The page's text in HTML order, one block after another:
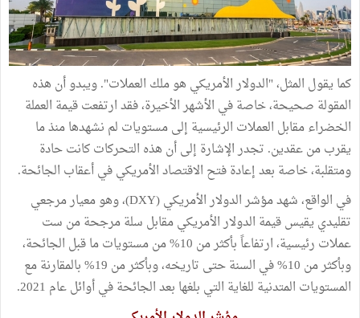
كما يقول المثل، "الدولار الأمريكي هو ملك العملات". ويبدو أن هذه
المقولة صحيحة، خاصة في الأشهر الأخيرة، فقد ارتفعت قيمة العملة
الخضراء مقابل العملات الرئيسية إلى مستويات لم نشهدها منذ ما
يقرب من عقدين. تجدر الإشارة إلى أن هذه التحركات كانت حادة
ومتقلبة، خاصة بعد إعادة فتح الاقتصاد الأمريكي في أعقاب الجائحة.
في الواقع، شهد مؤشر الدولار الأمريكي (DXY)، وهو معيار مرجعي
تقليدي يقيس قيمة الدولار الأمريكي مقابل سلة مرجحة من ست
عملات رئيسية، ارتفاعاً بأكثر من 10% من مستويات ما قبل الجائحة،
وبأكثر من 10% في السنة حتى تاريخه، وبأكثر من 19% بالمقارنة مع
المستويات المتدنية للغاية التي بلغها بعد الجائحة في أوائل عام 2021.